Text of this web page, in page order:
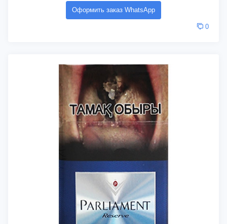
Оформить заказ WhatsApp
0